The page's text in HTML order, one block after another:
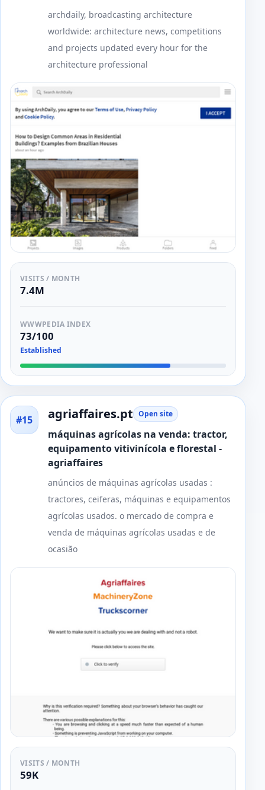
archdaily, broadcasting architecture
worldwide: architecture news, competitions
and projects updated every hour for the
architecture professional
VISITS / MONTH
7.4M
WWWPEDIA INDEX
73/100
Established
#15 agriaffaires.pt Open site
máquinas agrícolas na venda: tractor,
equipamento vitivinícola e florestal -
agriaffaires
anúncios de máquinas agrícolas usadas :
tractores, ceiferas, máquinas e equipamentos
agrícolas usados. o mercado de compra e
venda de máquinas agrícolas usadas e de
ocasião
VISITS / MONTH
59K